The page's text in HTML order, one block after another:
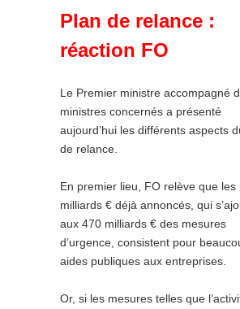
Plan de relance :
réaction FO
Le Premier ministre accompagné
ministres concernés a présenté
aujourd’hui les différents aspects
de relance.
En premier lieu, FO relève que les
milliards € déjà annoncés, qui
aux 470 milliards € des mesures
d’urgence, consistent pour
aides publiques aux entreprises.
Or, si les mesures telles que